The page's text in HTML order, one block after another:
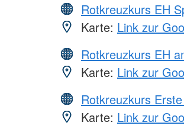
Rotkreuzkurs EH
Karte: Link zur
Rotkreuzkurs EH
Karte: Link zur
Rotkreuzkurs
Karte: Link zur